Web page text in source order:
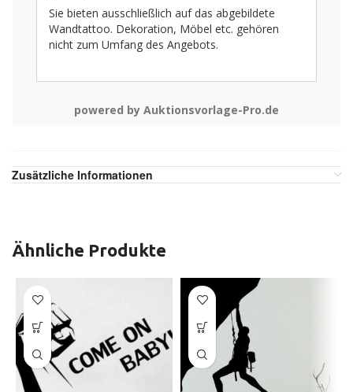
Sie bieten ausschließlich auf das abgebildete
Wandtattoo. Dekoration, Möbel etc. gehören
nicht zum Umfang des Angebots.
powered by Auktionsvorlage-Pro.de
Zusätzliche Informationen
Ähnliche Produkte